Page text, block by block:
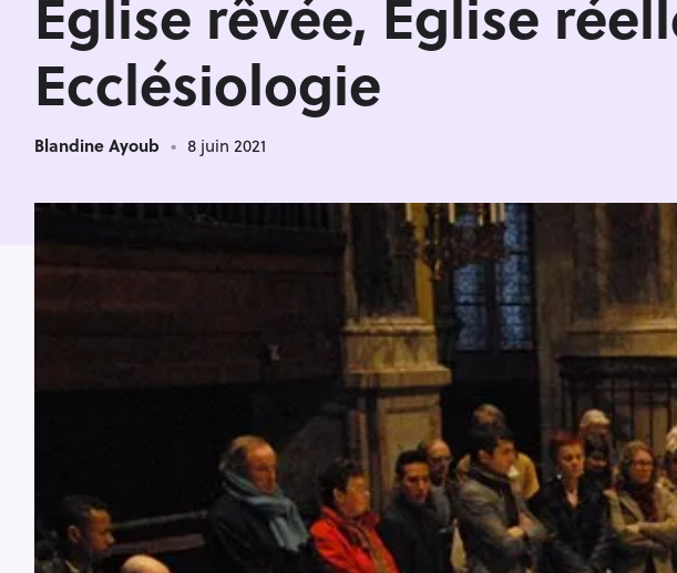
Église rêvée, Église
Ecclésiologie
Blandine Ayoub 8 juin 2021